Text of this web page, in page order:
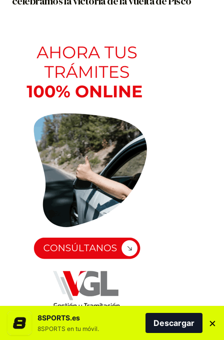
8SPORTS.es
8SPORTS en tu móvil.
Descargar ×